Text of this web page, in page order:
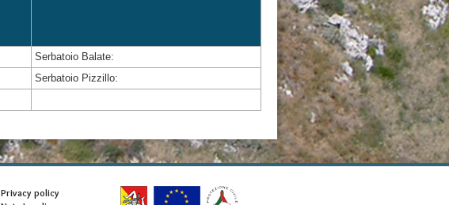
Serbatoio Balate:
Serbatoio Pizzillo:
Privacy policy